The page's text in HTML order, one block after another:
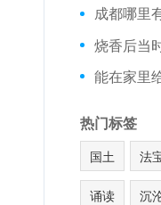
热门标签
国土 法
诵读 沉